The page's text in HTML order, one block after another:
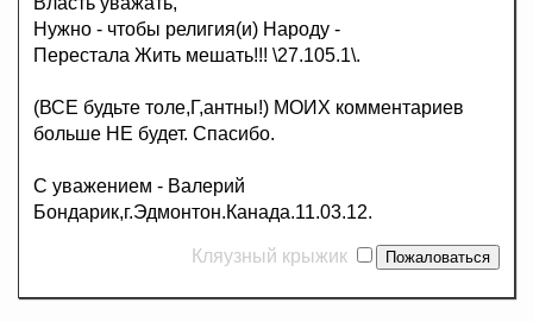
Нужно - чтобы религия(и) Народу -
Перестала Жить мешать!!! \27.105.1\.
(ВСЕ будьте толе,Г,антны!) МОИХ комментариев
больше НЕ будет. Спасибо.
С уважением - Валерий
Бондарик,г.Эдмонтон.Канада.11.03.12.
Кляузный крыжик